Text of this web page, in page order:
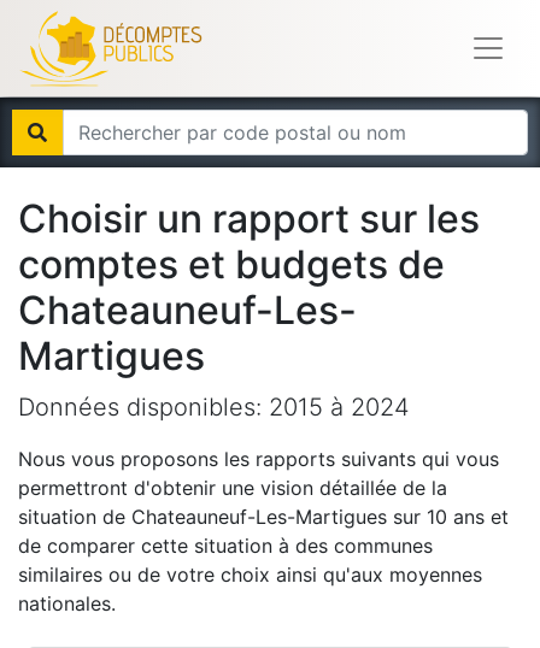
Choisir un rapport sur les
comptes et budgets de
Chateauneuf-Les-
Martigues
Données disponibles: 2015 à 2024
Nous vous proposons les rapports suivants qui vous
permettront d'obtenir une vision détaillée de la
situation de Chateauneuf-Les-Martigues sur 10 ans et
de comparer cette situation à des communes
similaires ou de votre choix ainsi qu'aux moyennes
nationales.